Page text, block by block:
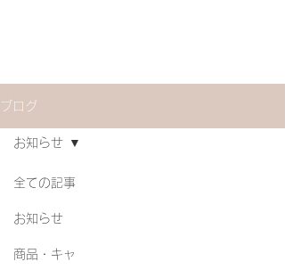
ブログ
全ての記事
お知らせ
商品・キャ
お知らせ